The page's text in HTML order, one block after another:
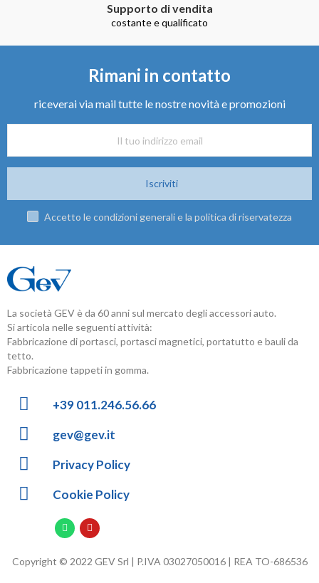
Supporto di vendita
costante e qualificato
Rimani in contatto
riceverai via mail tutte le nostre novità e promozioni
Iscriviti
Accetto le condizioni generali e la politica di riservatezza
La società GEV è da 60 anni sul mercato degli accessori auto.
Si articola nelle seguenti attività:
Fabbricazione di portasci, portasci magnetici, portatutto e bauli da
tetto.
Fabbricazione tappeti in gomma.
+39 011.246.56.66
gev@gev.it
Privacy Policy
Cookie Policy
Copyright © 2022 GEV Srl | P.IVA 03027050016 | REA TO-686536